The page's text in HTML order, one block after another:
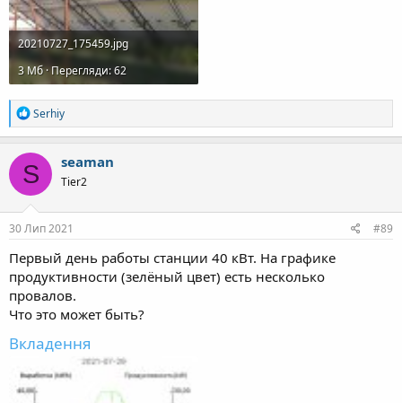
20210727_175459.jpg
3 Mб · Перегляди: 62
Р
е
а
к
ц
і
ї
:
Serhiy
S seaman
Tier2
30 Лип 2021 #89
Первый день работы станции 40 кВт. На графике
продуктивности (зелёный цвет) есть несколько
провалов.
Что это может быть?
Вкладення